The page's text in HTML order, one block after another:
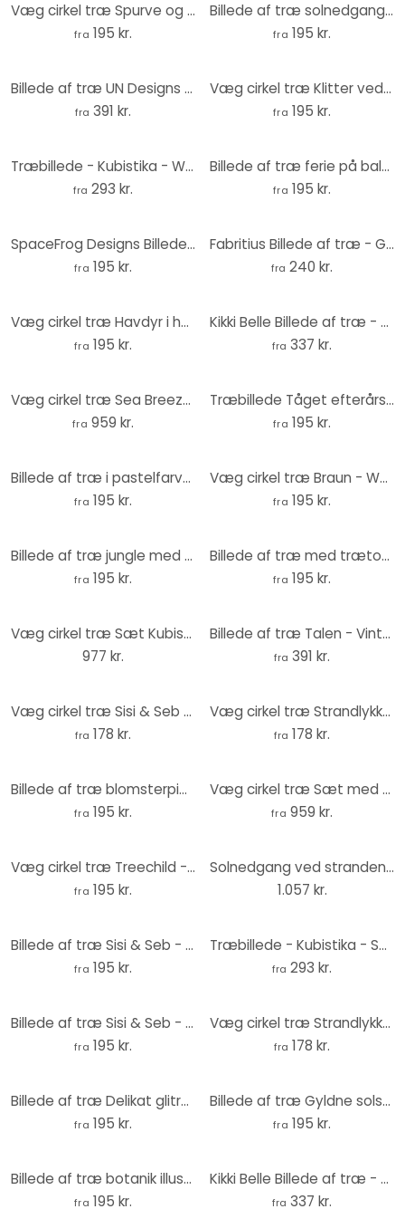
Væg cirkel træ Spurve og rødben - UN Designs
fra 195 kr.
Billede af træ solnedgang over strand og hav - Sisi & Seb - Round
fra 195 kr.
Billede af træ UN Designs - Vintage blomster - Runde
fra 391 kr.
Væg cirkel træ Klitter ved solnedgang
fra 195 kr.
Træbillede - Kubistika - Winter Morning - Rund
fra 293 kr.
Billede af træ ferie på balkonen - Tomljanovic - Round
fra 195 kr.
SpaceFrog Designs Billede af træ - Morgenruhe - Rund
fra 195 kr.
Fabritius Billede af træ - Guldfinken
fra 240 kr.
Væg cirkel træ Havdyr i havets dyb - Oliver Robins
fra 195 kr.
Kikki Belle Billede af træ - Skovsjov - Rund
fra 337 kr.
Væg cirkel træ Sea Breeze on the Coast-sæt (3 dele)
fra 959 kr.
Træbillede Tåget efterårsdag - Eisenmann - Rund
fra 195 kr.
Billede af træ i pastelfarver - Rundt
fra 195 kr.
Væg cirkel træ Braun - World Map
fra 195 kr.
Billede af træ jungle med papegøjer grøn - Bloomery Decor - Round
fra 195 kr.
Billede af træ med trætoppe på himlen - rund
fra 195 kr.
Væg cirkel træ Sæt Kubistika - Varm solnedgang i ferskenfarver (3 stk.)
977 kr.
Billede af træ Talen - Vintermorgen - Rund
fra 391 kr.
Væg cirkel træ Sisi & Seb - Magisk aftenhimmel ved havet
fra 178 kr.
Væg cirkel træ Strandlykke ved Østersøen
fra 178 kr.
Billede af træ blomsterpige i sommerhave - Hülya - Rund
fra 195 kr.
Væg cirkel træ Sæt med kystflair (3 dele)
fra 959 kr.
Væg cirkel træ Treechild - Happy People
fra 195 kr.
Solnedgang ved stranden panorama - Print på træ
1.057 kr.
Billede af træ Sisi & Seb - Lyserød parasol - Rund
fra 195 kr.
Træbillede - Kubistika - Sun and Moon - Rund
fra 293 kr.
Billede af træ Sisi & Seb - Eukalyptusgren - Rund
fra 195 kr.
Væg cirkel træ Strandlykke ved Østersøen
fra 178 kr.
Billede af træ Delikat glitrende blomster - Treechild - Rund
fra 195 kr.
Billede af træ Gyldne solstråler - KsanaKalpa - Rund
fra 195 kr.
Billede af træ botanik illustration af en mock kamelia - Walcott - Round
fra 195 kr.
Kikki Belle Billede af træ - Jungle Jive - Rund
fra 337 kr.